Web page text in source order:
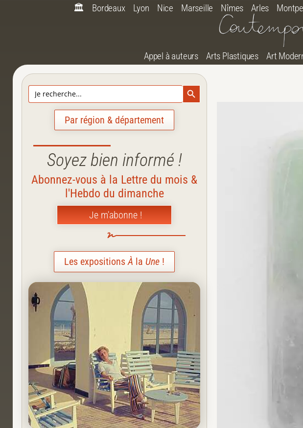
🏛️ Bordeaux Lyon Nice Marseille Nîmes Arles
Appel à auteurs Arts Plastiques Art
Search
for:
Search Button
Par région & département
Soyez bien informé !
Abonnez-vous à la Lettre du mois &
l'Hebdo du dimanche
Je m'abonne !
Les expositionsÀ la Une !